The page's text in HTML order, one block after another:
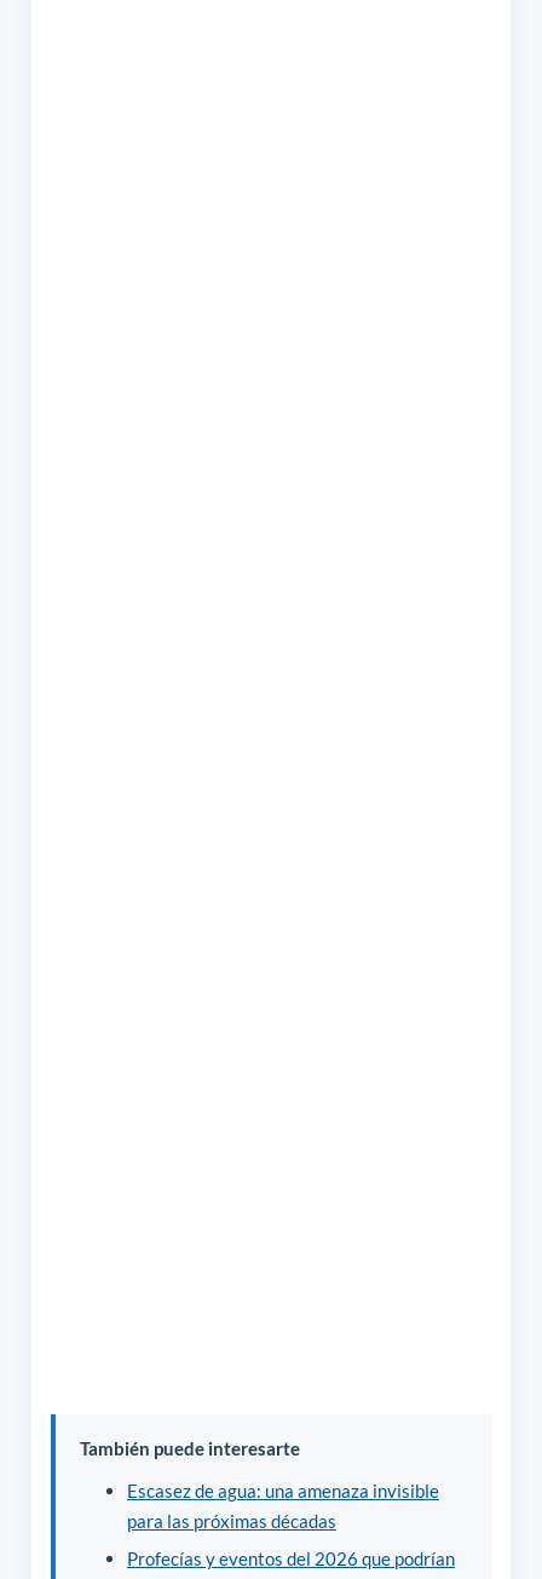
También puede interesarte
Escasez de agua: una amenaza invisible
para las próximas décadas
Profecías y eventos del 2026 que podrían